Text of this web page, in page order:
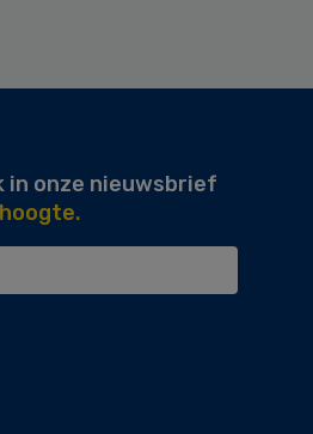
onze nieuwsbrief